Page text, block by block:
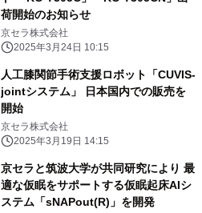
荷開始のお知らせ
京セラ株式会社
2025年3月24日 10:15
人工膝関節手術支援ロボット「CUVIS-
jointシステム」 日本国内での販売を
開始
京セラ株式会社
2025年3月19日 14:15
京セラと筑波大学が共同研究により 最
適な仮眠をサポートする仮眠起床AIシ
ステム「sNAPout(R)」を開発